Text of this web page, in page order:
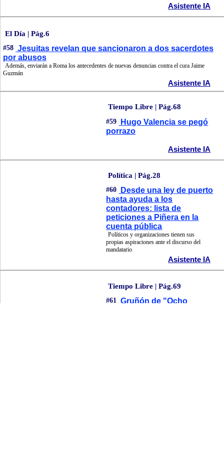
Asistente IA
El Día | Pág.6
#58 Jesuitas revelan que sancionaron a dos sacerdotes
por abusos
Además, enviarán a Roma los antecedentes de nuevas denuncias contra el cura Jaime
Guzmán
Asistente IA
Tiempo Libre | Pág.68
#59
Hugo Valencia se pegó
porrazo
Asistente IA
Política | Pág.28
#60
Desde una ley de puerto
hasta ayuda a los
contadores: lista de
peticiones a Piñera en la
cuenta pública
Políticos y organizaciones tienen sus
propias aspiraciones ante el discurso del
mandatario
Asistente IA
Tiempo Libre | Pág.69
#61 Gruñón de "Ocho